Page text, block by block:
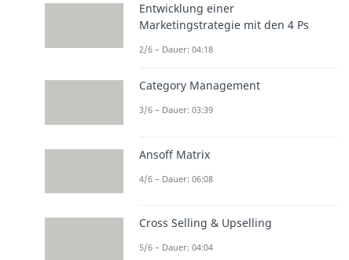
Entwicklung einer
Marketingstrategie mit den 4 Ps
2/6 – Dauer: 04:18
Category Management
3/6 – Dauer: 03:39
Ansoff Matrix
4/6 – Dauer: 06:08
Cross Selling & Upselling
5/6 – Dauer: 04:04